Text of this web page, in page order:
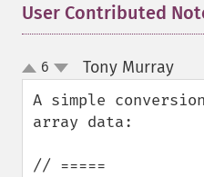
User Contributed
up
down
6 Tony Murray¶
A simple
array data:
// =====